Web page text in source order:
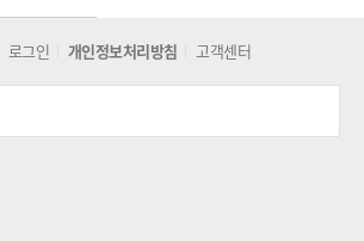
로그인 개인정보처리방침 고객센터